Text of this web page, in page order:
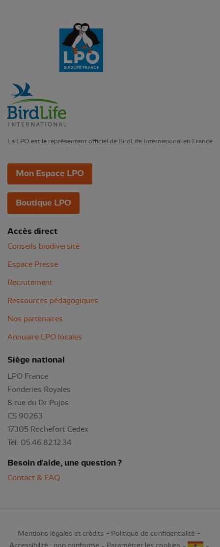
La LPO est le représentant officiel de BirdLife International en France
Mon Espace LPO
Boutique LPO
Accès direct
Conseils biodiversité
Espace Presse
Recrutement
Ressources pédagogiques
Nos partenaires
Annuaire LPO locales
Siège national
LPO France
Fonderies Royales
8 rue du Dr Pujos
CS 90263
17305 Rochefort Cedex
Tél: 05.46.82.12.34
Besoin d'aide, une question ?
Contact & FAQ
Mentions légales et crédits
Politique de confidentialité
Accessibilité : non conforme
Paramétrer les cookies